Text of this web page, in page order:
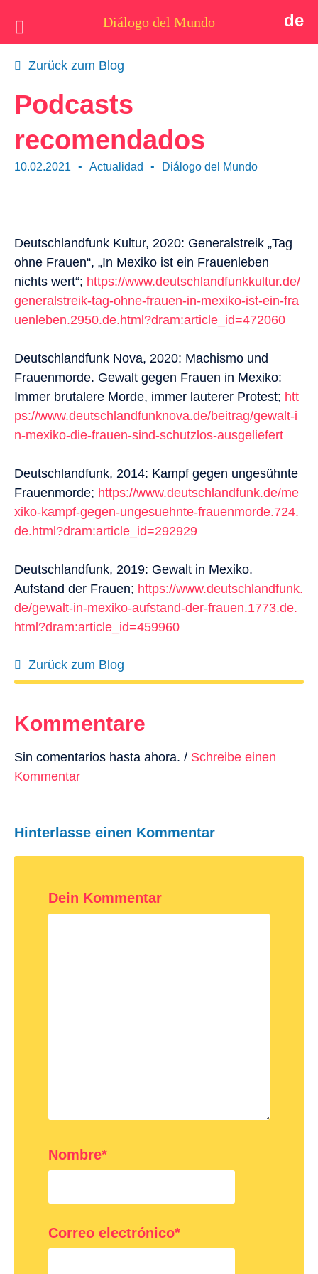
Diálogo del Mundo de
Idea
Actualidad
Contacto
Zurück zum Blog
Podcasts
recomendados
10.02.2021 • Actualidad • Diálogo del Mundo
Deutschlandfunk Kultur, 2020: Generalstreik „Tag
ohne Frauen“, „In Mexiko ist ein Frauenleben
nichts wert“; https://www.deutschlandfunkkultur.de/
generalstreik-tag-ohne-frauen-in-mexiko-ist-ein-fra
uenleben.2950.de.html?dram:article_id=472060
Deutschlandfunk Nova, 2020: Machismo und
Frauenmorde. Gewalt gegen Frauen in Mexiko:
Immer brutalere Morde, immer lauterer Protest; htt
ps://www.deutschlandfunknova.de/beitrag/gewalt-i
n-mexiko-die-frauen-sind-schutzlos-ausgeliefert
Deutschlandfunk, 2014: Kampf gegen ungesühnte
Frauenmorde; https://www.deutschlandfunk.de/me
xiko-kampf-gegen-ungesuehnte-frauenmorde.724.
de.html?dram:article_id=292929
Deutschlandfunk, 2019: Gewalt in Mexiko.
Aufstand der Frauen; https://www.deutschlandfunk.
de/gewalt-in-mexiko-aufstand-der-frauen.1773.de.
html?dram:article_id=459960
Zurück zum Blog
Kommentare
Sin comentarios hasta ahora. / Schreibe einen
Kommentar
Hinterlasse einen Kommentar
Dein Kommentar
Nombre*
Correo electrónico*